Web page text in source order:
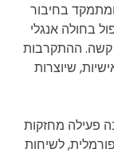
ומתמקד בחיבור
בחולה אנגלי
קשה. ההתקרבות
שיוצרות
פעילה מחזקות
לשיחות